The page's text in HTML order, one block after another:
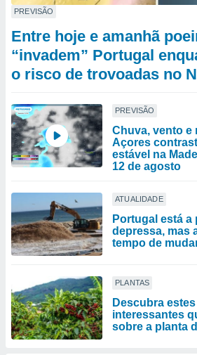
PREVISÃO
Entre hoje e amanhã
“invadem” Portugal
o risco de trovoadas no
PREVISÃO
Chuva, vento e
Açores
estável na
12 de agosto
ATUALIDADE
Portugal está
depressa, mas
tempo de
PLANTAS
Descubra
interessantes
sobre a planta